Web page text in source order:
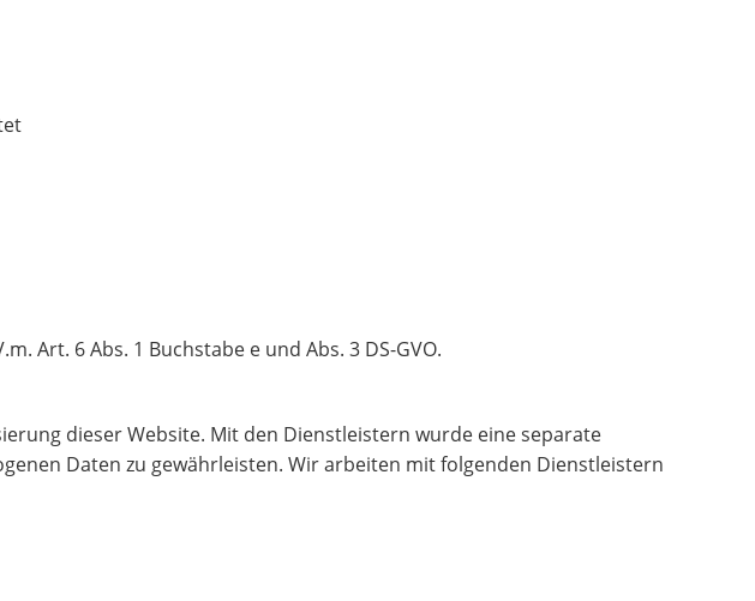
Art. 6 Abs. 1 Buchstabe e und Abs. 3 DS-GVO.
dieser Website. Mit den Dienstleistern wurde eine separate
Daten zu gewährleisten. Wir arbeiten mit folgenden Dienstleistern